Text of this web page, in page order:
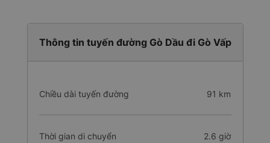
Thông tin tuyến đường Gò Dầu đi Gò Vấp
Chiều dài tuyến đường 91 km
Thời gian di chuyển 2.6 giờ